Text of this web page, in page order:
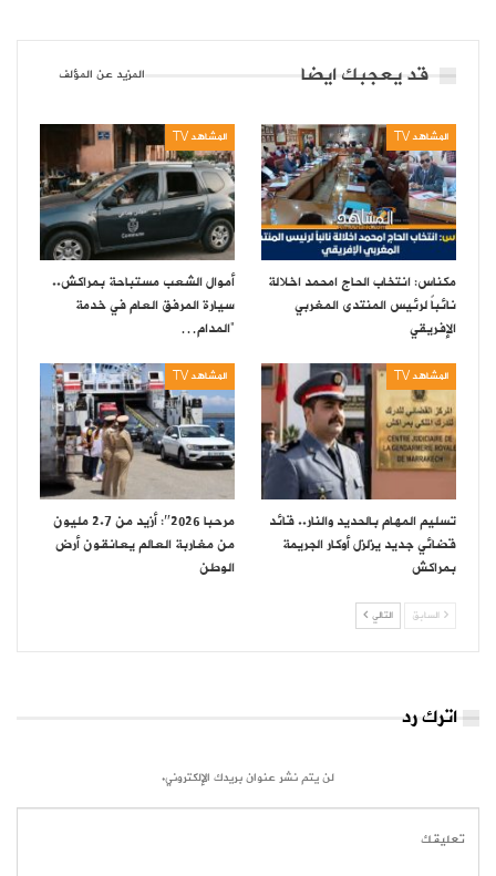
قد يعجبك ايضا المزيد عن المؤلف
المشاهد TV
مكناس: انتخاب الحاج امحمد اخلالة
نائباً لرئيس المنتدى المغربي
الإفريقي
المشاهد TV
أموال الشعب مستباحة بمراكش..
سيارة المرفق العام في خدمة
“المدام…
المشاهد TV
تسليم المهام بالحديد والنار.. قائد
قضائي جديد يزلزل أوكار الجريمة
بمراكش
المشاهد TV
مرحبا 2026″: أزيد من 2.7 مليون
من مغاربة العالم يعانقون أرض
الوطن
السابق التالي
اترك رد
لن يتم نشر عنوان بريدك الإلكتروني.